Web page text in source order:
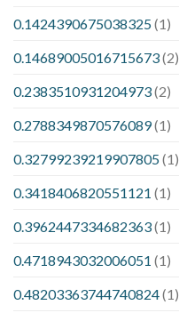
0.1424390675038325(1)
0.14689005016715673(2)
0.2383510931204973(2)
0.2788349870576089(1)
0.32799239219907805(1)
0.3418406820551121 (1)
0.3962447334682363(1)
0.4718943032006051 (1)
0.48203363744740824(1)